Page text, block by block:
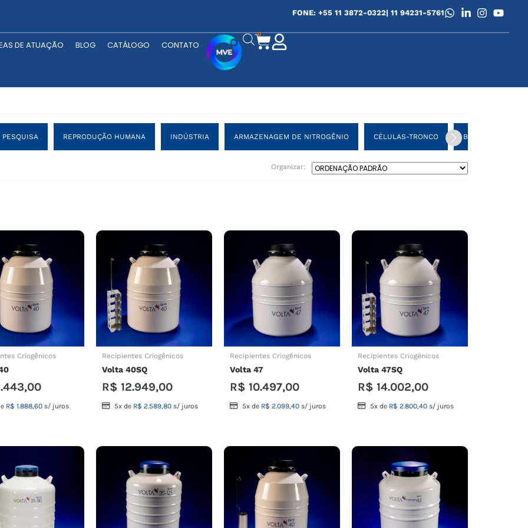
FONE: +55 11 3872-0322| 11 94231-5761
DE ATUAÇÃO BLOG CATÁLOGO CONTATO
0
PESQUISA REPRODUÇÃO HUMANA INDÚSTRIA ARMAZENAGEM DE NITROGÊNIO CÉLULAS-TRONCO BIOBANCOS
Organizar:
Criogênicos
R$ 1.888,60s/ juros
Recipientes Criogênicos
Volta 40SQ
R$ 12.949,00
5x de R$ 2.589,80 s/ juros
Recipientes Criogênicos
Volta 47
R$ 10.497,00
5x de R$ 2.099,40 s/ juros
Recipientes Criogênicos
Volta 47SQ
R$ 14.002,00
5x de R$ 2.800,40 s/ juros